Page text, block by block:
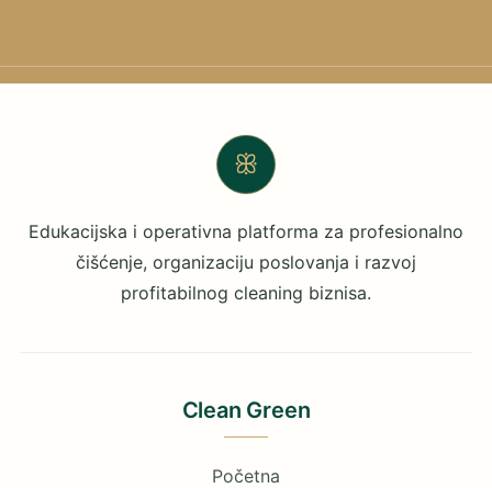
ꕥ
Edukacijska i operativna platforma za profesionalno
čišćenje, organizaciju poslovanja i razvoj
profitabilnog cleaning biznisa.
Clean Green
Početna